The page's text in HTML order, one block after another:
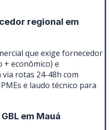
regional em
que exige fornecedor
econômico) e
rotas 24-48h com
e laudo técnico para
em Mauá